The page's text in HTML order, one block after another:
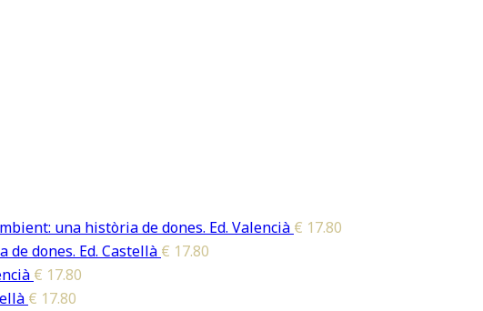
una història de dones. Ed. Valencià € 17.80
dones. Ed. Castellà € 17.80
€ 17.80
€ 17.80